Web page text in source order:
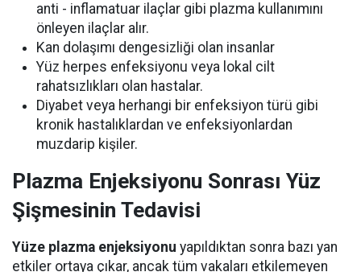
anti - inflamatuar ilaçlar gibi plazma kullanımını
önleyen ilaçlar alır.
Kan dolaşımı dengesizliği olan insanlar
Yüz herpes enfeksiyonu veya lokal cilt
rahatsızlıkları olan hastalar.
Diyabet veya herhangi bir enfeksiyon türü gibi
kronik hastalıklardan ve enfeksiyonlardan
muzdarip kişiler.
Plazma Enjeksiyonu Sonrası Yüz
Şişmesinin Tedavisi
Yüze plazma enjeksiyonu yapıldıktan sonra bazı yan
etkiler ortaya çıkar, ancak tüm vakaları etkilemeyen